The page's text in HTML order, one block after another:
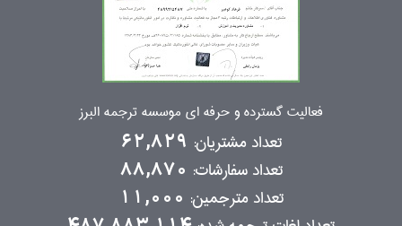
فعالیت گسترده و حرفه ای موسسه ترجمه البرز
تعداد مشتریان: 62,829
تعداد سفارشات: 88,870
تعداد مترجمین: 11,000